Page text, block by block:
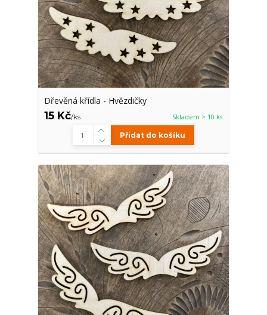
Dřevěná křídla - Hvězdičky
15 Kč/ks Skladem > 10 ks
Přidat do košíku